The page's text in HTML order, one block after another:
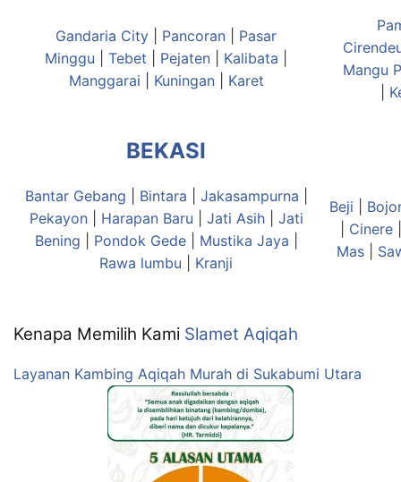
Gandaria City Pancoran
Pasar
Minggu
Tebet Pejaten Kalibata
Manggarai
Kuningan| Karet
Mangu
BEKASI
Bantar Gebang Bintara Jakasampurna
Pekayon| Harapan Baru Jati Asih| Jati
Bening
Pondok Gede| Mustika Jaya
Rawa lumbu
Kranji
Beji
Cinere
Mas|
Kenapa Memilih Kami Slamet Aqiqah
Layanan Kambing Aqiqah Murah di Sukabumi Utara